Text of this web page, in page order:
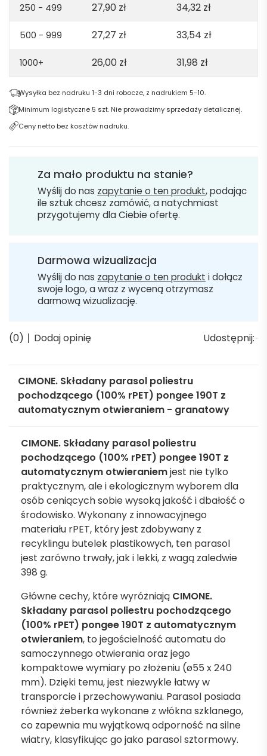
granatowy
250 - 499 27,90 zł 34,32 zł
500 - 999 27,27 zł 33,54 zł
1000+ 26,00 zł 31,98 zł
Wysyłka bez nadruku 1-3 dni robocze, z nadrukiem 5-10.
Minimum logistyczne 5 szt. Nie prowadzimy sprzedaży detalicznej.
Ceny netto bez kosztów nadruku.
Za mało produktu na stanie?
Wyślij do nas zapytanie o ten produkt, podając
ile sztuk chcesz zamówić, a natychmiast
przygotujemy dla Ciebie ofertę.
Darmowa wizualizacja
Wyślij do nas zapytanie o ten produkt i dołącz
swoje logo, a wraz z wyceną otrzymasz
darmową wizualizację.
(0) Dodaj opinię Udostępnij:
CIMONE. Składany parasol poliestru
pochodzącego (100% rPET) pongee 190T z
automatycznym otwieraniem - granatowy
CIMONE. Składany parasol poliestru
pochodzącego (100% rPET) pongee 190T z
automatycznym otwieraniemjest nie tylko
praktycznym, ale i ekologicznym wyborem dla
osób ceniących sobie wysoką jakość i dbałość o
środowisko. Wykonany z innowacyjnego
materiału rPET, który jest zdobywany z
recyklingu butelek plastikowych, ten parasol
jest zarówno trwały, jak i lekki, z wagą zaledwie
398 g.
Główne cechy, które wyróżniają CIMONE.
Składany parasol poliestru pochodzącego
(100% rPET) pongee 190T z automatycznym
otwieraniem, to jegościelność automatu do
samoczynnego otwierania oraz jego
kompaktowe wymiary po złożeniu (ø55 x 240
mm). Dzięki temu, jest niezwykle łatwy w
transporcie i przechowywaniu. Parasol posiada
również żeberka wykonane z włókna szklanego,
co zapewnia mu wyjątkową odporność na silne
wiatry, klasyfikując go jako parasol sztormowy.